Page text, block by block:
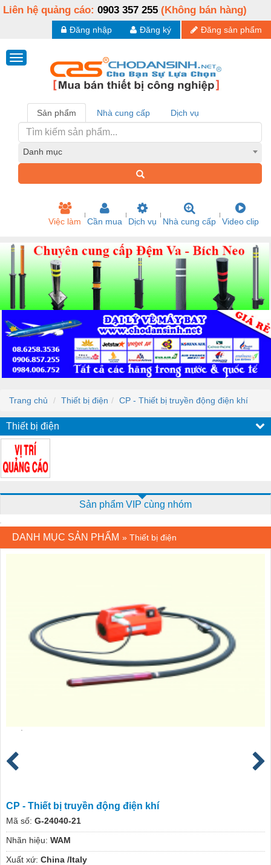
Liên hệ quảng cáo: 0903 357 255 (Không bán hàng)
Đăng sản phẩm
Đăng ký
Đăng nhập
Sản phẩm Nhà cung cấp Dịch vụ
Danh mục
Việc làm Cần mua Dịch vụ Nhà cung cấp Video clip
Trang chủ Thiết bị điện CP - Thiết bị truyền động điện khí
Thiết bị điện
Sản phẩm VIP cùng nhóm
DANH MỤC SẢN PHẨM » Thiết bị điện
CP - Thiết bị truyền động điện khí
Mã số: G-24040-21
Nhãn hiệu: WAM
Xuất xứ: China /Italy